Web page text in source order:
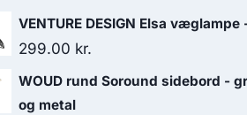
VENTURE DESIGN Elsa
299.00 kr.
WOUD rund Soround sidebord -
og metal